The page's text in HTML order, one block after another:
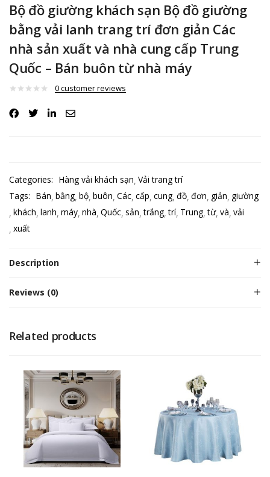
Bộ đồ giường khách sạn Bộ đồ giường
bằng vải lanh trang trí đơn giản Các
nhà sản xuất và nhà cung cấp Trung
Quốc – Bán buôn từ nhà máy
0customer reviews
Categories: Hàng vải khách sạn Vải trang trí
Tags: Bán bằng bộ buôn Các cấp cung đồ đơn giản giường
khách lanh máy nhà Quốc sản trắng trí Trung từ và vải
xuất
Description
Reviews (0)
Related products